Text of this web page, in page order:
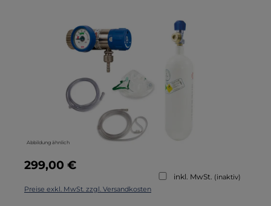
Abbildung ähnlich
Regulärer Preis:
299,00 €
inkl. MwSt. (inaktiv)
Preise exkl. MwSt. zzgl. Versandkosten